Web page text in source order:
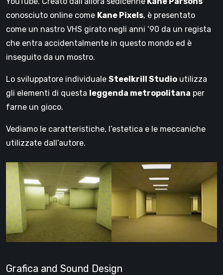
conosciuto online come Kane Pixels, è presentato
come un nastro VHS girato negli anni ‘90 da un regista
che entra accidentalmente in questo mondo ed è
inseguito da un mostro.
Lo sviluppatore individuale Steelkrill Studio utilizza
gli elementi di questa leggenda metropolitana per
farne un gioco.
Vediamo le caratteristiche, l’estetica e le meccaniche
utilizzate dall’autore.
Grafica and Sound Design